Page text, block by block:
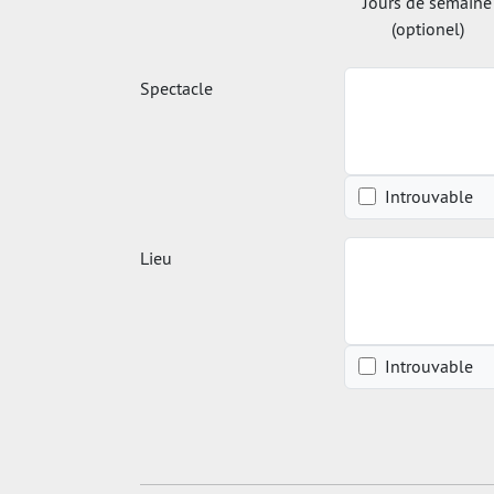
(optionel)
Spectacle
Introuvable
Lieu
Introuvable